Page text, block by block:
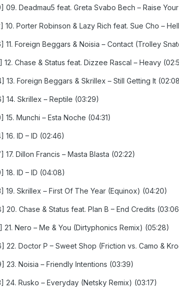
09. Deadmau5 feat. Greta Svabo Bech – Raise
10. Porter Robinson & Lazy Rich feat. Sue Cho –
11. Foreign Beggars & Noisia – Contact (Trolley
12. Chase & Status feat. Dizzee Rascal – Heavy
13. Foreign Beggars & Skrillex – Still Getting It
14. Skrillex – Reptile (03:29)
15. Munchi – Esta Noche (04:31)
16. ID – ID (02:46)
17. Dillon Francis – Masta Blasta (02:22)
18. ID – ID (04:08)
19. Skrillex – First Of The Year (Equinox) (04:20)
20. Chase & Status feat. Plan B – End Credits
21. Nero – Me & You (Dirtyphonics Remix) (05:28)
22. Doctor P – Sweet Shop (Friction vs. Camo &
23. Noisia – Friendly Intentions (03:39)
24. Rusko – Everyday (Netsky Remix) (03:17)